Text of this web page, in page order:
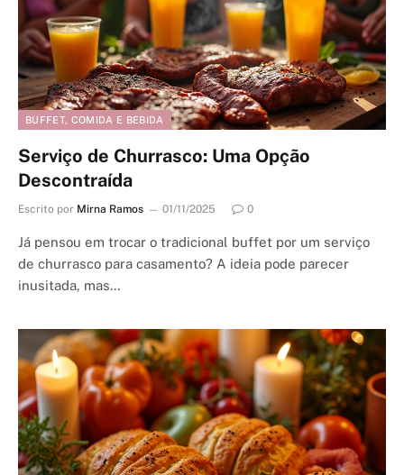
BUFFET, COMIDA E BEBIDA
Serviço de Churrasco: Uma Opção
Descontraída
Escrito por Mirna Ramos 01/11/2025 0
Já pensou em trocar o tradicional buffet por um serviço
de churrasco para casamento? A ideia pode parecer
inusitada, mas…